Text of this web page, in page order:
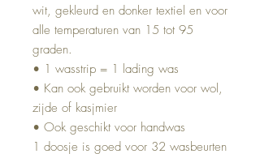
wit, gekleurd en donker textiel en voor
alle temperaturen van 15 tot 95
graden.
• 1 wasstrip = 1 lading was
• Kan ook gebruikt worden voor wol,
zijde of kasjmier
• Ook geschikt voor handwas
1 doosje is goed voor 32 wasbeurten